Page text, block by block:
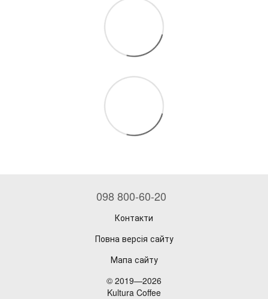
098 800-60-20
Контакти
Повна версія сайту
Мапа сайту
© 2019—2026
Kultura Coffee